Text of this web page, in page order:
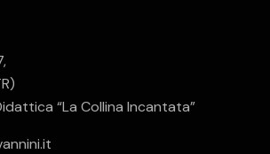
“La Collina Incantata”